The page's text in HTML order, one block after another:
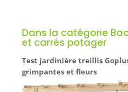
bois, carrés potagers et
cultiver votre jardin
Dans la catégorie
et carrés potager
Test jardinière treillis
grimpantes et fleurs